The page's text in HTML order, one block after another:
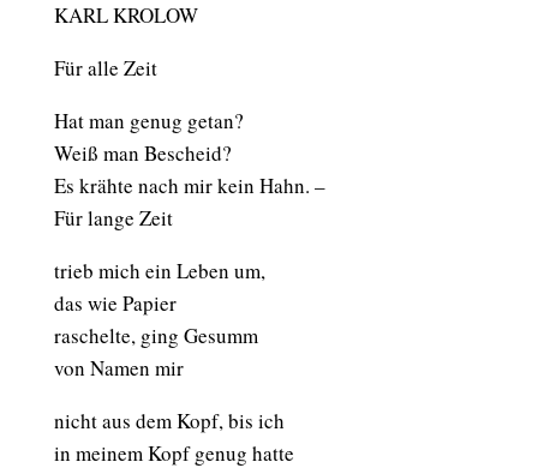
KARL KROLOW
Für alle Zeit
Hat man genug getan?
Weiß man Bescheid?
Es krähte nach mir kein Hahn. –
Für lange Zeit
trieb mich ein Leben um,
das wie Papier
raschelte, ging Gesumm
von Namen mir
nicht aus dem Kopf, bis ich
in meinem Kopf genug hatte